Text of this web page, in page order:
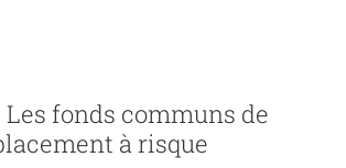
Les fonds communs de
à risque